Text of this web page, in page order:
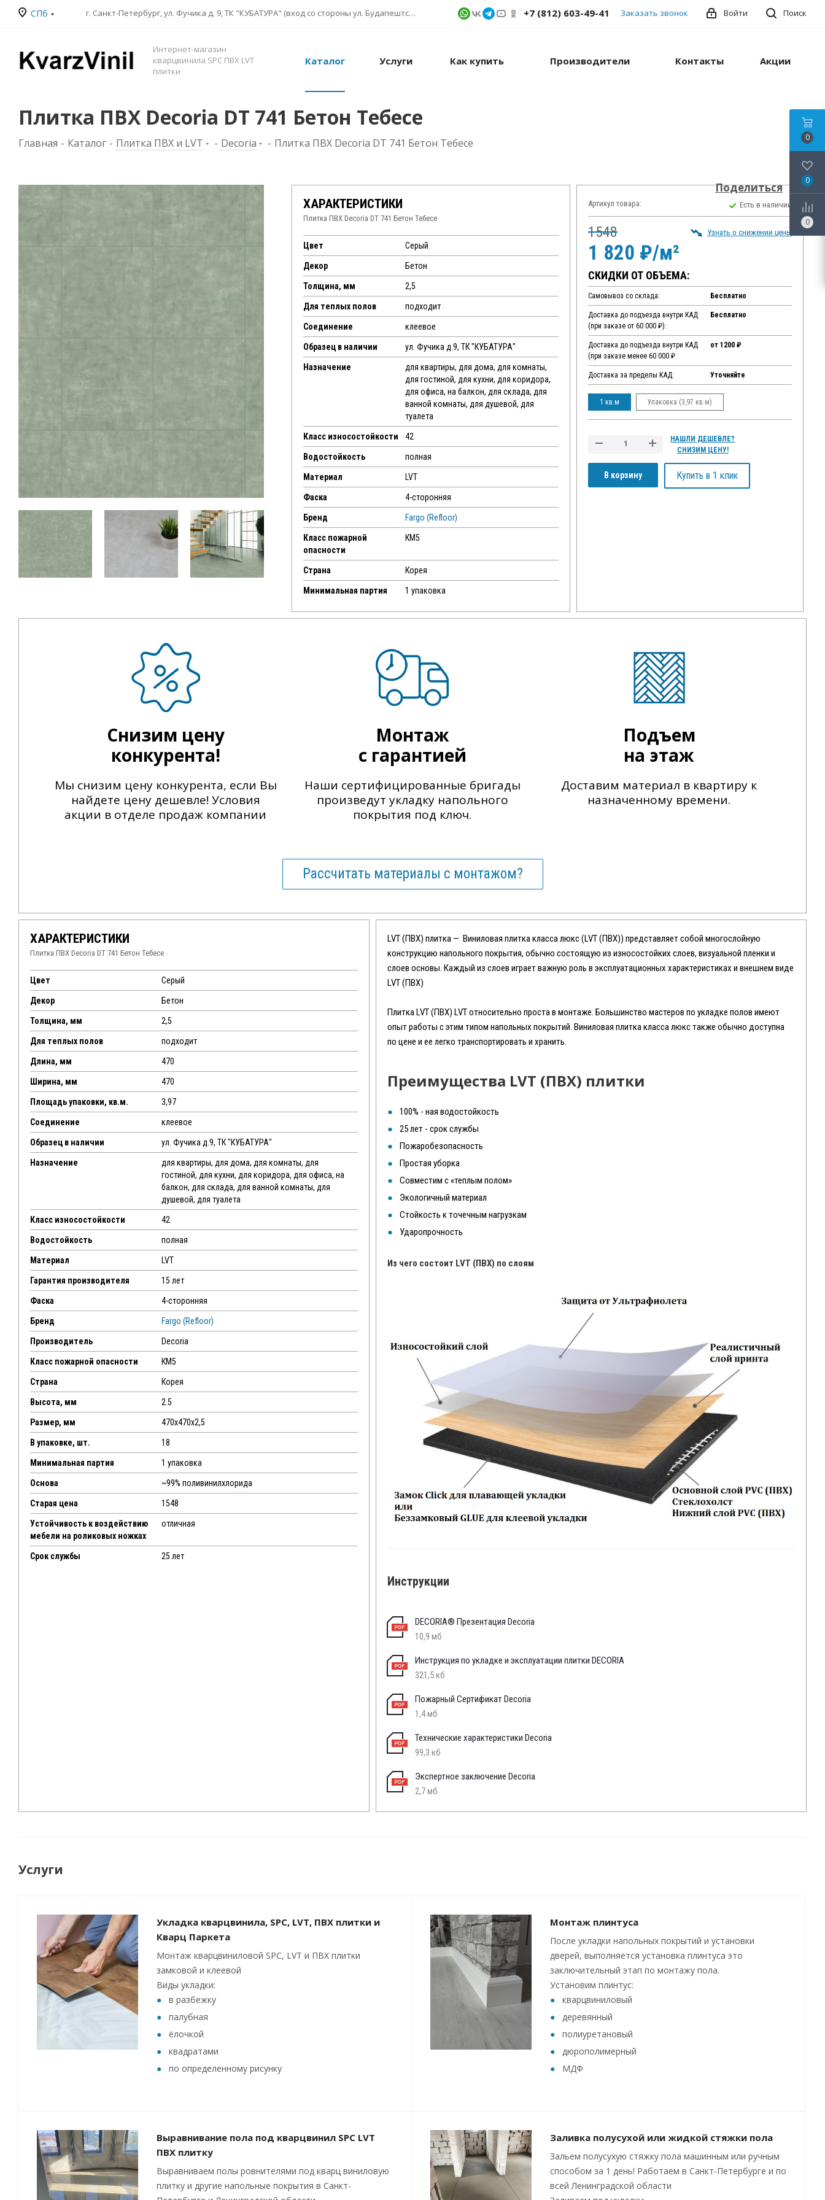
СПб г. Санкт-Петербург, ул. Фучика д. 9, ТК "КУБАТУРА" (вход со стороны ул. Будапештской) № 1в.541 Поиск
Войти
+7 (812) 603-49-41 Заказать звонок
Интернет-магазин
кварцвинила SPC ПВХ LVT
плитки
Каталог Услуги Как купить Производители Контакты Акции
Плитка ПВХ Decoria DT 741 Бетон Тебесе
Главная - Каталог - Плитка ПВХ и LVT - Decoria - Плитка ПВХ Decoria DT 741 Бетон Тебесе
Поделиться
ХАРАКТЕРИСТИКИ
Плитка ПВХ Decoria DT 741 Бетон Тебесе
Цвет Серый
Декор Бетон
Толщина, мм 2,5
Для теплых полов подходит
Соединение клеевое
Образец в наличии ул. Фучика д.9, ТК "КУБАТУРА"
Назначение
для квартиры, для дома, для комнаты,
для гостиной, для кухни, для коридора,
для офиса, на балкон, для склада, для
ванной комнаты, для душевой, для
туалета
Класс износостойкости 42
Водостойкость полная
Материал LVT
Фаска 4-сторонняя
Бренд Fargo (Refloor)
Класс пожарной
опасности
КМ5
Страна Корея
Минимальная партия 1 упаковка
Артикул товара: Есть в наличии
1548
1 820 ₽/м²
Узнать о снижении цены
СКИДКИ ОТ ОБЪЕМА:
Самовывоз со склада: Бесплатно
Доставка до подъезда внутри КАД
(при заказе от 60 000 ₽):
Бесплатно
Доставка до подъезда внутри КАД
(при заказе менее 60 000 ₽
от 1200 ₽
Доставка за пределы КАД: Уточняйте
1 кв.м Упаковка (3,97 кв.м)
В корзину
НАШЛИ ДЕШЕВЛЕ?
СНИЗИМ ЦЕНУ!
Купить в 1 клик
Снизим цену
конкурента!
Мы снизим цену конкурента, если Вы
найдете цену дешевле! Условия
акции в отделе продаж компании
Монтаж
с гарантией
Наши сертифицированные бригады
произведут укладку напольного
покрытия под ключ.
Подъем
на этаж
Доставим материал в квартиру к
назначенному времени.
Рассчитать материалы с монтажом?
ХАРАКТЕРИСТИКИ
Плитка ПВХ Decoria DT 741 Бетон Тебесе
Цвет Серый
Декор Бетон
Толщина, мм 2,5
Для теплых полов подходит
Длина, мм 470
Ширина, мм 470
Площадь упаковки, кв.м. 3,97
Соединение клеевое
Образец в наличии ул. Фучика д.9, ТК "КУБАТУРА"
Назначение
для квартиры, для дома, для комнаты, для
гостиной, для кухни, для коридора, для офиса, на
балкон, для склада, для ванной комнаты, для
душевой, для туалета
Класс износостойкости 42
Водостойкость полная
Материал LVT
Гарантия производителя 15 лет
Фаска 4-сторонняя
Бренд Fargo (Refloor)
Производитель Decoria
Класс пожарной опасности КМ5
Страна Корея
Высота, мм 2.5
Размер, мм 470х470х2,5
В упаковке, шт. 18
Минимальная партия 1 упаковка
Основа ~99% поливинилхлорида
Старая цена 1548
Устойчивость к воздействию
мебели на роликовых ножках
отличная
Срок службы 25 лет
LVT (ПВХ) плитка — Виниловая плитка класса люкс (LVT (ПВХ)) представляет собой многослойную
конструкцию напольного покрытия, обычно состоящую из износостойких слоев, визуальной пленки и
слоев основы. Каждый из слоев играет важную роль в эксплуатационных характеристиках и внешнем виде
LVT (ПВХ)
Плитка LVT (ПВХ) LVT относительно проста в монтаже. Большинство мастеров по укладке полов имеют
опыт работы с этим типом напольных покрытий. Виниловая плитка класса люкс также обычно доступна
по цене и ее легко транспортировать и хранить.
Преимущества LVT (ПВХ) плитки
100% - ная водостойкость
25 лет - срок службы
Пожаробезопасность
Простая уборка
Совместим с «теплым полом»
Экологичный материал
Стойкость к точечным нагрузкам
Ударопрочность
Из чего состоит LVT (ПВХ) по слоям
Инструкции
DECORIA® Презентация Decoria
10,9 мб
Инструкция по укладке и эксплуатации плитки DECORIA
321,5 кб
Пожарный Сертификат Decoria
1,4 мб
Технические характеристики Decoria
99,3 кб
Экспертное заключение Decoria
2,7 мб
Услуги
Укладка кварцвинила, SPC, LVT, ПВХ плитки и
Кварц Паркета
Монтаж кварцвиниловой SPC, LVT и ПВХ плитки
замковой и клеевой
Виды укладки:
в разбежку
палубная
ёлочкой
квадратами
по определенному рисунку
Монтаж плинтуса
После укладки напольных покрытий и установки
дверей, выполняется установка плинтуса это
заключительный этап по монтажу пола.
Установим плинтус:
кварцвиниловый
деревянный
полиуретановый
дюрополимерный
МДФ
Выравнивание пола под кварцвинил SPC LVT
ПВХ плитку
Выравниваем полы ровнителями под кварц виниловую
плитку и другие напольные покрытия в Санкт-
Заливка полусухой или жидкой стяжки пола
Зальем полусухую стяжку пола машинным или ручным
способом за 1 день! Работаем в Санкт-Петербурге и по
всей Ленинградской области
0
0
0